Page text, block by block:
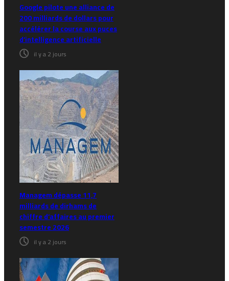
Google pilote une alliance de
200 milliards de dollars pour
accélérer la course aux puces
d’intelligence artificielle
il y a 2 jours
Managem dépasse 11,7
milliards de dirhams de
chiffre d’affaires au premier
semestre 2026
il y a 2 jours